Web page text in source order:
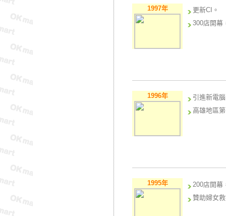
1997年
更新CI。
300店開幕
1996年
引進新電
高雄地區
1995年
200店開幕
贊助婦女